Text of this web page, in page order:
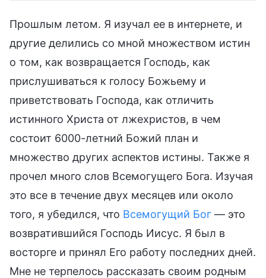
Прошлым летом. Я изучал ее в интернете, и
другие делились со мной множеством истин
о том, как возвращается Господь, как
прислушиваться к голосу Божьему и
приветствовать Господа, как отличить
истинного Христа от лжехристов, в чем
состоит 6000-летний Божий план и
множество других аспектов истины. Также я
прочел много слов Всемогущего Бога. Изучая
это все в течение двух месяцев или около
того, я убедился, что Всемогущий Бог — это
возвратившийся Господь Иисус. Я был в
восторге и принял Его работу последних дней.
Мне не терпелось рассказать своим родным